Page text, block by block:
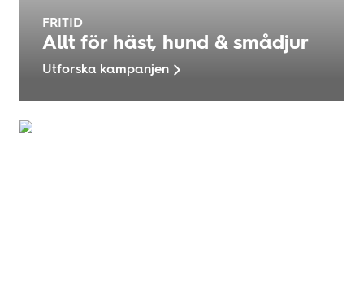
FRITID
Allt för häst, hund & smådjur
Utforska kampanjen